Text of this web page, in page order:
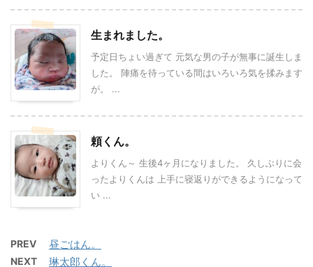
生まれました。
予定日ちょい過ぎて 元気な男の子が無事に誕生しま
した。 陣痛を待っている間はいろいろ気を揉みます
が。 ...
頼くん。
よりくん～ 生後4ヶ月になりました。 久しぶりに会
ったよりくんは 上手に寝返りができるようになって
い ...
PREV 昼ごはん。
NEXT 琳太郎くん。